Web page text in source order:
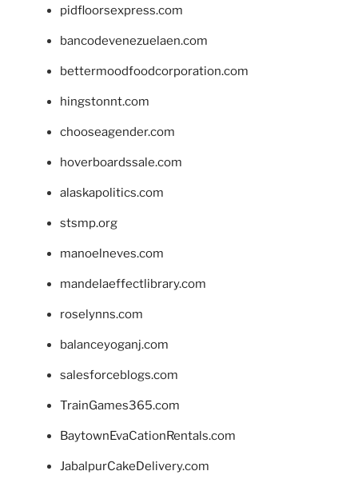
pidfloorsexpress.com
bancodevenezuelaen.com
bettermoodfoodcorporation.com
hingstonnt.com
chooseagender.com
hoverboardssale.com
alaskapolitics.com
stsmp.org
manoelneves.com
mandelaeffectlibrary.com
roselynns.com
balanceyoganj.com
salesforceblogs.com
TrainGames365.com
BaytownEvaCationRentals.com
JabalpurCakeDelivery.com